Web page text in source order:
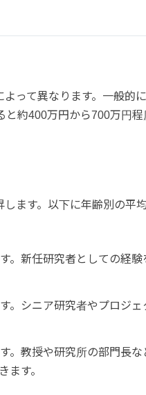
って異なります。一般的
約400万円から700万円程
ます。以下に年齢別の平
。新任研究者としての経験
。シニア研究者やプロジェ
。教授や研究所の部門長
ます。